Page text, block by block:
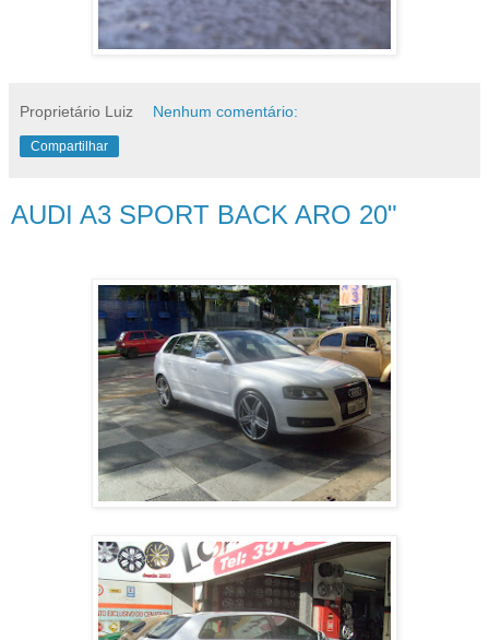
Proprietário Luiz Nenhum comentário:
Compartilhar
AUDI A3 SPORT BACK ARO 20"